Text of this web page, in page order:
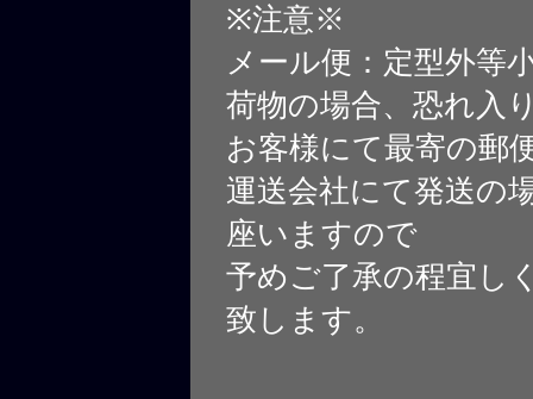
※注意※
メール便：定型外等
荷物の場合、恐れ入
お客様にて最寄の郵
運送会社にて発送の
座いますので
予めご了承の程宜し
致します。